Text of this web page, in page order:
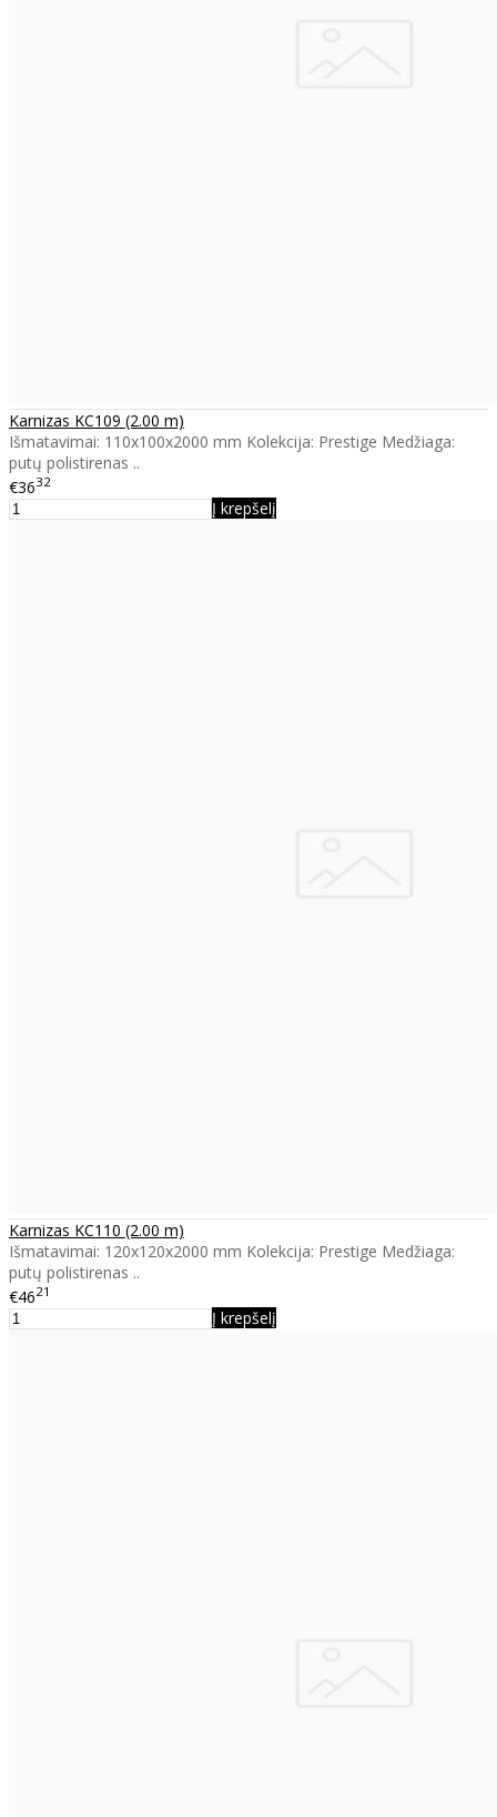
Karnizas KC109 (2.00 m)
Išmatavimai: 110x100x2000 mm Kolekcija: Prestige Medžiaga:
putų polistirenas ..
€3632
Į krepšelį
Karnizas KC110 (2.00 m)
Išmatavimai: 120x120x2000 mm Kolekcija: Prestige Medžiaga:
putų polistirenas ..
€4621
Į krepšelį